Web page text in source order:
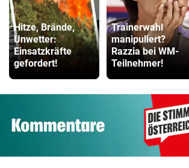
Hitze, Brände,
Unwetter:
Einsatzkräfte
gefordert!
Trainerwahl
manipuliert?
Razzia bei WM-
Teilnehmer!